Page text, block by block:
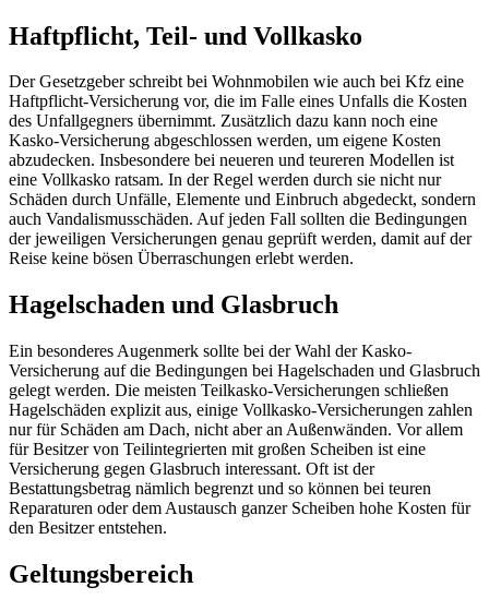
Haftpflicht, Teil- und Vollkasko
Der Gesetzgeber schreibt bei Wohnmobilen wie auch bei Kfz eine
Haftpflicht-Versicherung vor, die im Falle eines Unfalls die Kosten
des Unfallgegners übernimmt. Zusätzlich dazu kann noch eine
Kasko-Versicherung abgeschlossen werden, um eigene Kosten
abzudecken. Insbesondere bei neueren und teureren Modellen ist
eine Vollkasko ratsam. In der Regel werden durch sie nicht nur
Schäden durch Unfälle, Elemente und Einbruch abgedeckt, sondern
auch Vandalismusschäden. Auf jeden Fall sollten die Bedingungen
der jeweiligen Versicherungen genau geprüft werden, damit auf der
Reise keine bösen Überraschungen erlebt werden.
Hagelschaden und Glasbruch
Ein besonderes Augenmerk sollte bei der Wahl der Kasko-
Versicherung auf die Bedingungen bei Hagelschaden und Glasbruch
gelegt werden. Die meisten Teilkasko-Versicherungen schließen
Hagelschäden explizit aus, einige Vollkasko-Versicherungen zahlen
nur für Schäden am Dach, nicht aber an Außenwänden. Vor allem
für Besitzer von Teilintegrierten mit großen Scheiben ist eine
Versicherung gegen Glasbruch interessant. Oft ist der
Bestattungsbetrag nämlich begrenzt und so können bei teuren
Reparaturen oder dem Austausch ganzer Scheiben hohe Kosten für
den Besitzer entstehen.
Geltungsbereich